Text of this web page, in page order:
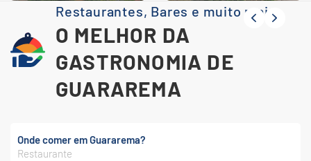
Restaurantes, Bares e muito mais
O MELHOR DA
GASTRONOMIA DE
GUARAREMA
Onde comer em Guararema?
Restaurante